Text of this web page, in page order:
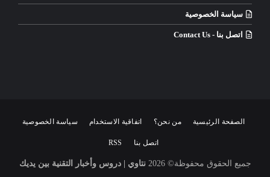
سياسة الخصوصية
اتصل بنا - Contact Us
الصفحة الرئيسية من نحن؟ اتفاقية الاستخدام سياسة الخصوصية
اتصل بنا RSS
جميع الحقوق محفوظة©2026 نتاوي | دروس وأخبار التقنية بين يديك